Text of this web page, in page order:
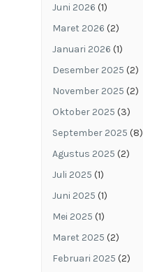
Juni 2026 (1)
Maret 2026 (2)
Januari 2026 (1)
Desember 2025 (2)
November 2025 (2)
Oktober 2025 (3)
September 2025 (8)
Agustus 2025 (2)
Juli 2025 (1)
Juni 2025 (1)
Mei 2025 (1)
Maret 2025 (2)
Februari 2025 (2)